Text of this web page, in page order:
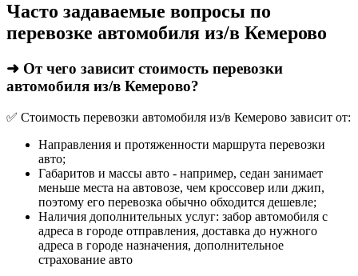
Часто задаваемые вопросы по
перевозке автомобиля из/в Кемерово
➜ От чего зависит стоимость перевозки
автомобиля из/в Кемерово?
✅ Стоимость перевозки автомобиля из/в Кемерово зависит от:
Направления и протяженности маршрута перевозки
авто;
Габаритов и массы авто - например, седан занимает
меньше места на автовозе, чем кроссовер или джип,
поэтому его перевозка обычно обходится дешевле;
Наличия дополнительных услуг: забор автомобиля с
адреса в городе отправления, доставка до нужного
адреса в городе назначения, дополнительное
страхование авто